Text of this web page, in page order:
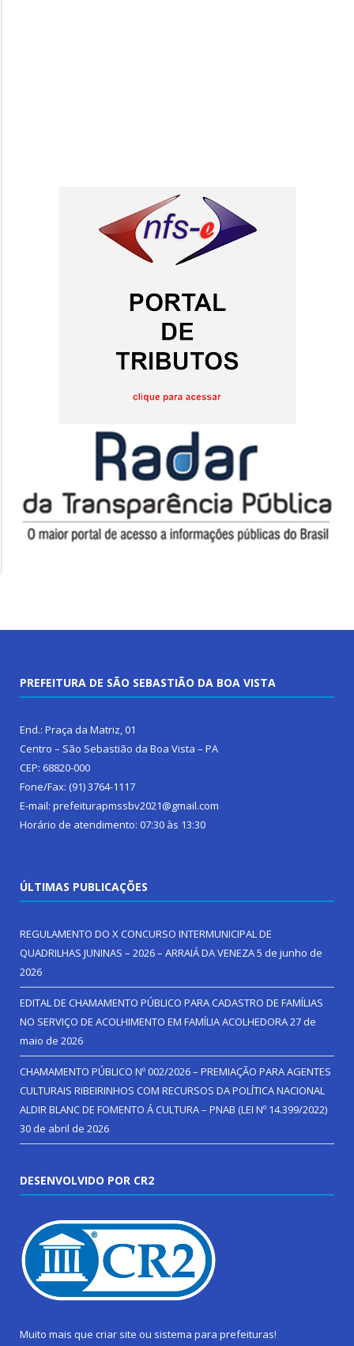
PREFEITURA DE SÃO SEBASTIÃO DA BOA VISTA
End.: Praça da Matriz, 01
Centro – São Sebastião da Boa Vista – PA
CEP: 68820-000
Fone/Fax: (91) 3764-1117
E-mail: prefeiturapmssbv2021@gmail.com
Horário de atendimento: 07:30 às 13:30
ÚLTIMAS PUBLICAÇÕES
REGULAMENTO DO X CONCURSO INTERMUNICIPAL DE
QUADRILHAS JUNINAS – 2026 – ARRAIÁ DA VENEZA5 de junho de
2026
EDITAL DE CHAMAMENTO PÚBLICO PARA CADASTRO DE FAMÍLIAS
NO SERVIÇO DE ACOLHIMENTO EM FAMÍLIA ACOLHEDORA27 de
maio de 2026
CHAMAMENTO PÚBLICO Nº 002/2026 – PREMIAÇÃO PARA AGENTES
CULTURAIS RIBEIRINHOS COM RECURSOS DA POLÍTICA NACIONAL
ALDIR BLANC DE FOMENTO Á CULTURA – PNAB (LEI Nº 14.399/2022)
30 de abril de 2026
DESENVOLVIDO POR CR2
Muito mais que criar site ou sistema para prefeituras!